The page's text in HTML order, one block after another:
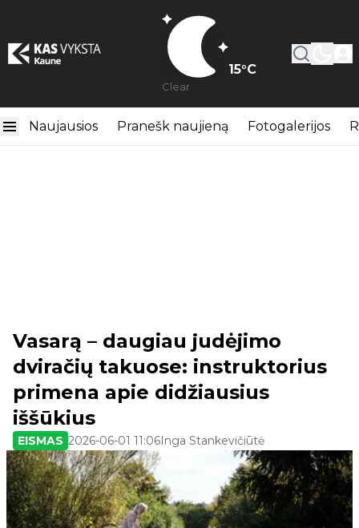
15°C
Clear
Naujausios Pranešk naujieną Fotogalerijos
Vasarą – daugiau judėjimo
dviračių takuose: instruktorius
primena apie didžiausius
iššūkius
EISMAS 2026-06-01 11:06Inga Stankevičiūtė